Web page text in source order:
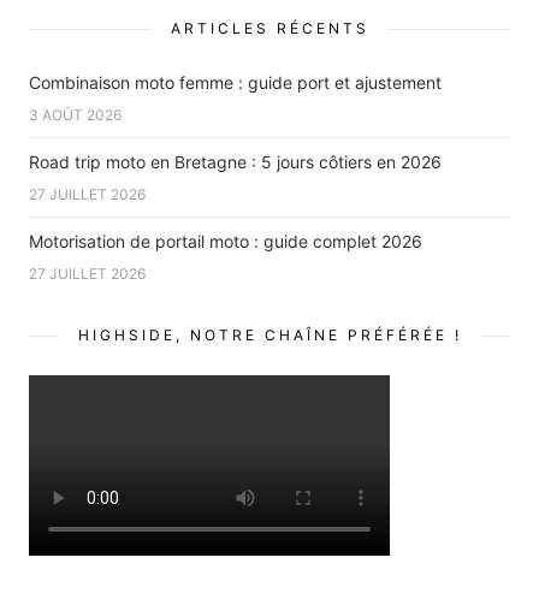
ARTICLES RÉCENTS
Combinaison moto femme : guide port et ajustement
3 AOÛT 2026
Road trip moto en Bretagne : 5 jours côtiers en 2026
27 JUILLET 2026
Motorisation de portail moto : guide complet 2026
27 JUILLET 2026
HIGHSIDE, NOTRE CHAÎNE PRÉFÉRÉE !